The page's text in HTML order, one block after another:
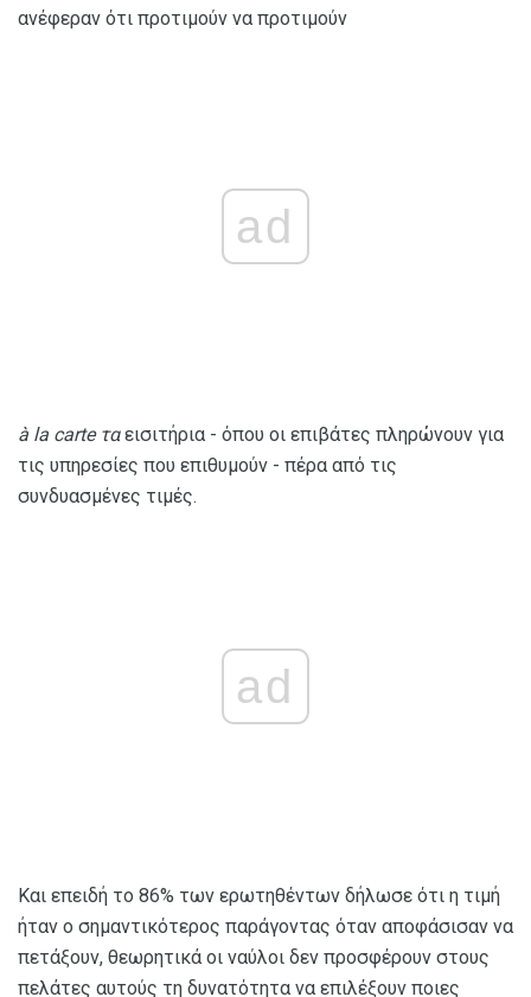
ανέφεραν ότι προτιμούν να προτιμούν
ad
à la carte ταεισιτήρια - όπου οι επιβάτες πληρώνουν για
τις υπηρεσίες που επιθυμούν - πέρα ​​από τις
συνδυασμένες τιμές.
ad
Και επειδή το 86% των ερωτηθέντων δήλωσε ότι η τιμή
ήταν ο σημαντικότερος παράγοντας όταν αποφάσισαν να
πετάξουν, θεωρητικά οι ναύλοι δεν προσφέρουν στους
πελάτες αυτούς τη δυνατότητα να επιλέξουν ποιες